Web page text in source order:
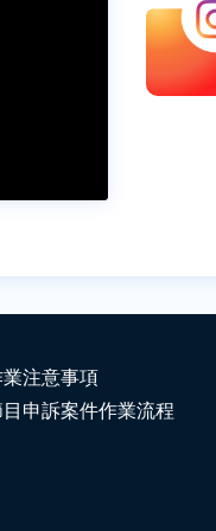
注意事項
申訴案件作業流程